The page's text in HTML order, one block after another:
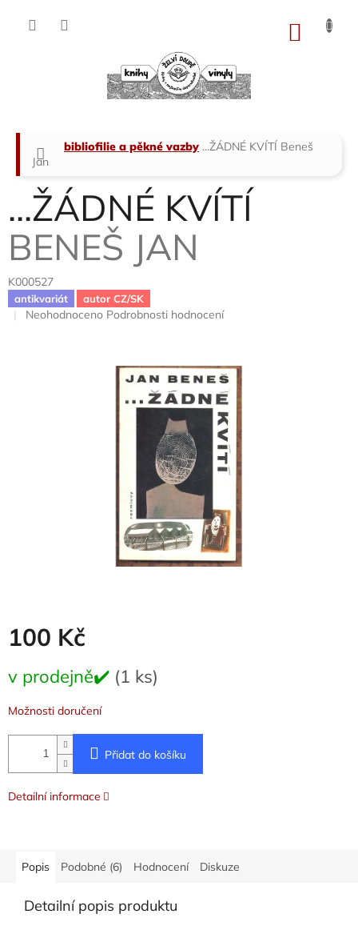
Domů
bibliofilie a pěkné vazby ...ŽÁDNÉ KVÍTÍ Beneš
Jan
...ŽÁDNÉ KVÍTÍ
BENEŠ JAN
K000527
antikvariát autor CZ/SK
Průměrné
Neohodnoceno Podrobnosti hodnocení
100 Kč
cena:
v prodejně✔️ (1 ks)
Možnosti doručení
Přidat do košíku
Detailní informace
Popis Podobné (6) Hodnocení Diskuze
Detailní popis produktu